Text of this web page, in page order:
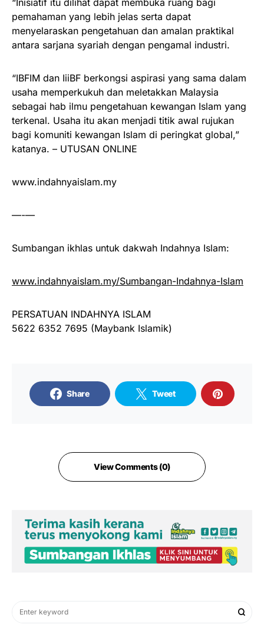
pemahaman yang lebih jelas serta dapat
menyelaraskan pengetahuan dan amalan praktikal
antara sarjana syariah dengan pengamal industri.
“IBFIM dan IiiBF berkongsi aspirasi yang sama dalam
usaha memperkukuh dan meletakkan Malaysia
sebagai hab ilmu pengetahuan kewangan Islam yang
terkenal. Usaha itu akan menjadi titik awal rujukan
bagi komuniti kewangan Islam di peringkat global,”
katanya. – UTUSAN ONLINE
www.indahnyaislam.my
—-—
Sumbangan ikhlas untuk dakwah Indahnya Islam:
www.indahnyaislam.my/Sumbangan-Indahnya-Islam
PERSATUAN INDAHNYA ISLAM
5622 6352 7695 (Maybank Islamik)
Share Tweet
View Comments (0)